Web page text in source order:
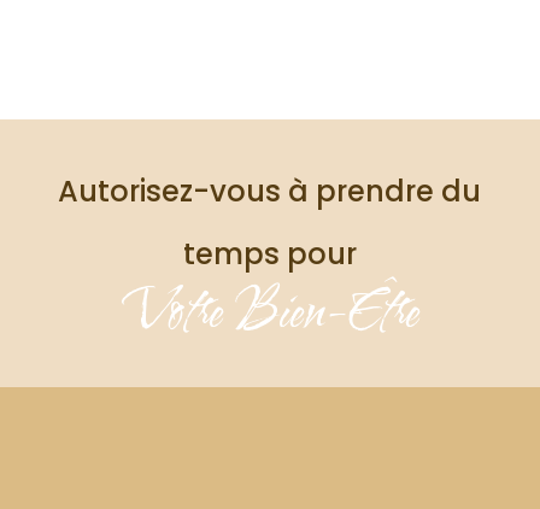
Autorisez-vous à prendre du
temps pour
Votre Bien-Être